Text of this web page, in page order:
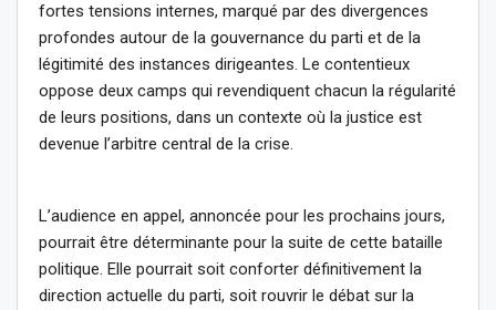
fortes tensions internes, marqué par des divergences
profondes autour de la gouvernance du parti et de la
légitimité des instances dirigeantes. Le contentieux
oppose deux camps qui revendiquent chacun la régularité
de leurs positions, dans un contexte où la justice est
devenue l’arbitre central de la crise.
L’audience en appel, annoncée pour les prochains jours,
pourrait être déterminante pour la suite de cette bataille
politique. Elle pourrait soit conforter définitivement la
direction actuelle du parti, soit rouvrir le débat sur la